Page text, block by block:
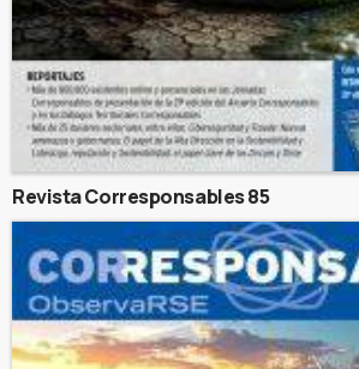
Revista Corresponsables 85